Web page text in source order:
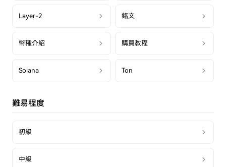
Layer-2 銘文
幣種介紹 購買教程
Solana Ton
難易程度
初級
中級